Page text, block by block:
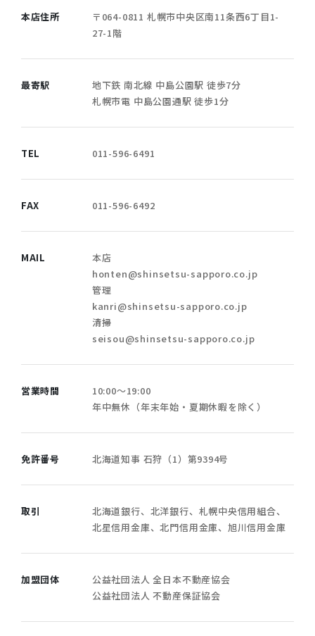
本店住所
〒064-0811 札幌市中央区南11条西6丁目1-
27-1階
最寄駅
地下鉄 南北線 中島公園駅 徒歩7分
札幌市電 中島公園通駅 徒歩1分
TEL 011-596-6491
FAX 011-596-6492
MAIL
本店
honten@shinsetsu-sapporo.co.jp
管理
kanri@shinsetsu-sapporo.co.jp
清掃
seisou@shinsetsu-sapporo.co.jp
営業時間
10:00〜19:00
年中無休（年末年始・夏期休暇を除く）
免許番号 北海道知事 石狩（1）第9394号
取引
北海道銀行、北洋銀行、札幌中央信用組合、
北星信用金庫、北門信用金庫、旭川信用金庫
加盟団体
公益社団法人 全日本不動産協会
公益社団法人 不動産保証協会